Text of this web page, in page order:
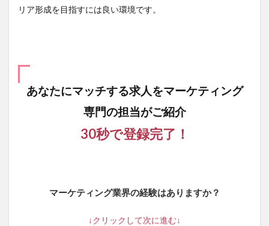
リア形成を目指すには良い環境です。
あなたにマッチする求人をマーケティング
専門の担当がご紹介
30秒で登録完了！
マーケティング業界の経験はありますか？
↓クリックして次に進む↓